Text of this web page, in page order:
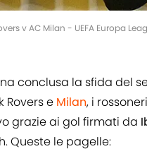
v AC Milan - UEFA Europa
conclusa la sfida del
Rovers e Milan, i
grazie ai gol firmati da
Queste le pagelle: